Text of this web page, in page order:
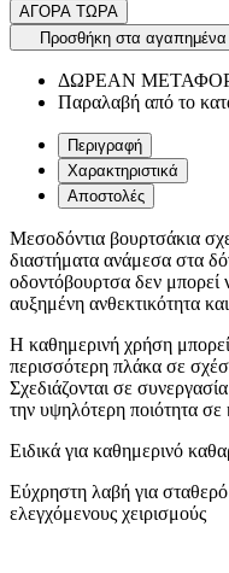
ΑΓΟΡΑ ΤΩΡΑ
Προσθήκη στα αγαπημένα
ΔΩΡΕΑΝ
Παραλαβή από το
Περιγραφή
Χαρακτηριστικά
Αποστολές
Μεσοδόντια βουρτσάκια
διαστήματα ανάμεσα στα
οδοντόβουρτσα δεν μπορεί
αυξημένη ανθεκτικότητα
Η καθημερινή χρήση
περισσότερη πλάκα σε
Σχεδιάζονται σε
την υψηλότερη ποιότητα σε
Eιδικά για καθημερινό
Εύχρηστη λαβή για
ελεγχόμενους χειρισμούς